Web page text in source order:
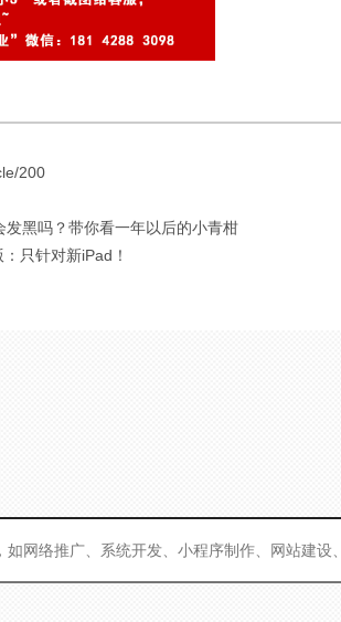
200
黑吗？带你看一年以后的小青柑
只针对新iPad！